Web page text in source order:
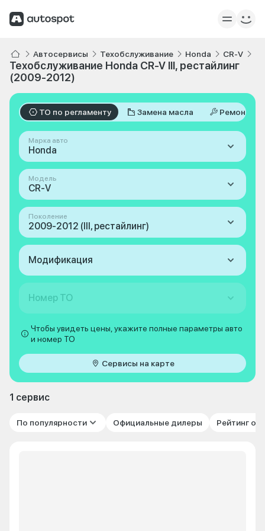
Автосервисы Техобслуживание Honda CR-V
Техобслуживание Honda CR-V III, рестайлинг
(2009-2012)
ТО по регламенту Замена масла Ремонт
Марка авто
Honda
Модель
CR-V
Поколение
2009-2012 (III, рестайлинг)
Модификация
Номер ТО
Чтобы увидеть цены, укажите полные параметры авто
и номер ТО
Сервисы на карте
1 сервис
По популярности Официальные дилеры Рейтинг